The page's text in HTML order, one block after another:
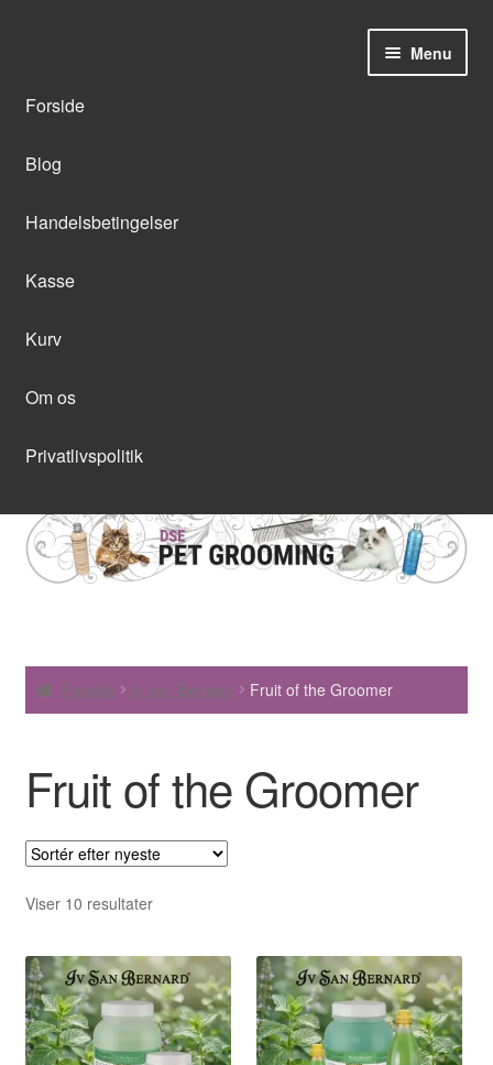
Menu
Forside
Blog
Handelsbetingelser
Kasse
Kurv
Om os
Privatlivspolitik
Forside Iv san Bernard Fruit of the Groomer
Fruit of the Groomer
Viser 10 resultaterSorteret
seneste